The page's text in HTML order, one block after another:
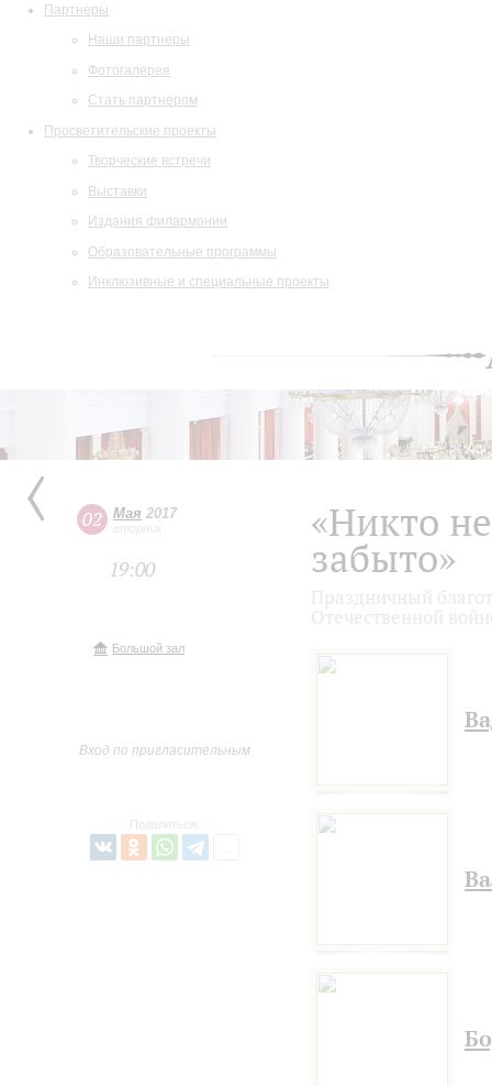
Партнеры
Наши партнеры
Фотогалерея
Стать партнером
Просветительские проекты
Творческие встречи
Выставки
Издания филармонии
Образовательные программы
Инклюзивные и специальные проекты
02 Мая 2017
вторник
19:00
Большой зал
Вход по пригласительным
Поделиться:
«Никто
забыто»